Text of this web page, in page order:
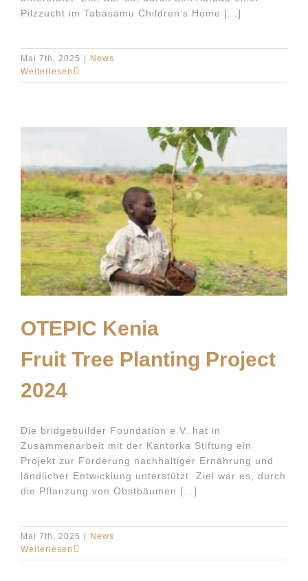
Pilzzucht im Tabasamu Children’s Home [...]
Mai 7th, 2025
News
Weiterlesen
OTEPIC Kenia
Fruit Tree Planting Project
2024
Die bridgebuilder Foundation e.V. hat in
Zusammenarbeit mit der Kantorka Stiftung ein
Projekt zur Förderung nachhaltiger Ernährung und
ländlicher Entwicklung unterstützt. Ziel war es, durch
die Pflanzung von Obstbäumen [...]
Mai 7th, 2025
News
Weiterlesen